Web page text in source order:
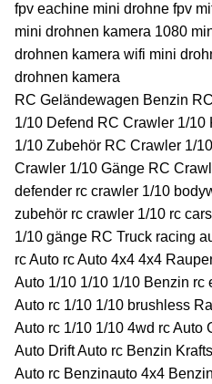
fpv eachine mini drohne fpv
mini drohnen kamera 1080
drohnen kamera wifi mini
drohnen kamera
RC Geländewagen Benzin
1/10 Defend RC Crawler 1/
1/10 Zubehör RC Crawler 1/
Crawler 1/10 Gänge RC
defender rc crawler 1/10
zubehör rc crawler 1/10 rc
1/10 gänge RC Truck racing
rc Auto rc Auto 4x4 4x4
Auto 1/10 1/10 1/10 Benzin rc
Auto rc 1/10 1/10 brushless
Auto rc 1/10 1/10 4wd rc Auto
Auto Drift Auto rc Benzin
Auto rc Benzinauto 4x4